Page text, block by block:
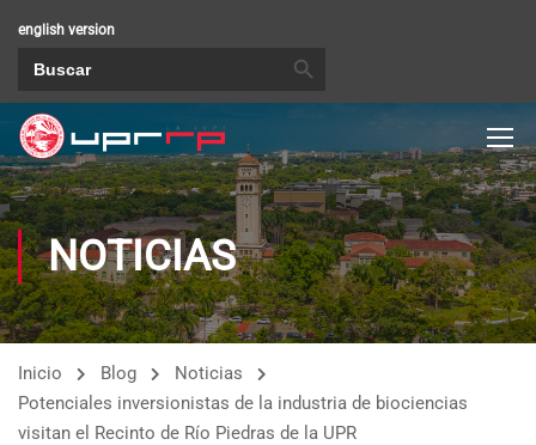
english version
NOTICIAS
Inicio Blog
Noticias
Potenciales inversionistas de la industria de biociencias
visitan el Recinto de Río Piedras de la UPR